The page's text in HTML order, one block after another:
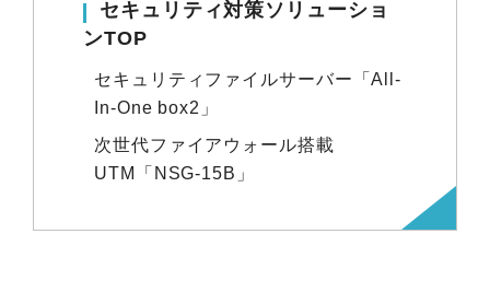
セキュリティ対策ソリューショ
ンTOP
セキュリティファイルサーバー「All-
In-One box2」
次世代ファイアウォール搭載
UTM「NSG-15B」